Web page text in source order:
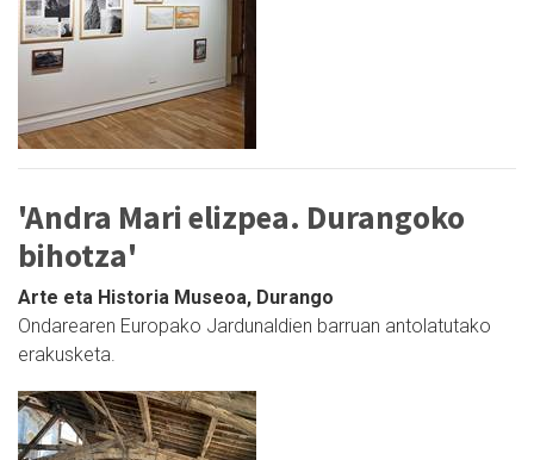
'Andra Mari elizpea. Durangoko
bihotza'
Arte eta Historia Museoa, Durango
Ondarearen Europako Jardunaldien barruan antolatutako
erakusketa.